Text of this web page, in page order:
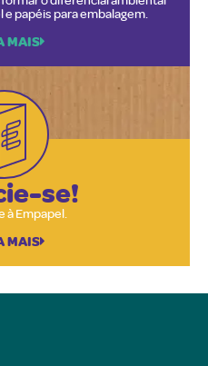
papéis para embalagem.
MAIS
se!
à Empapel.
MAIS